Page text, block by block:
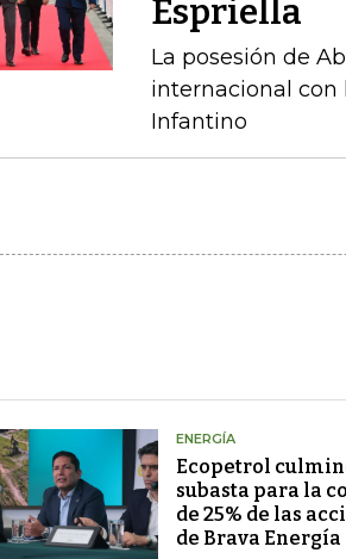
Espriella
La posesión de
internacional con
Infantino
ENERGÍA
Ecopetrol
subasta para la
de 25% de las
de Brava Energía